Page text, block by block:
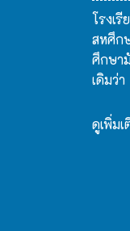
โรงเ
สหศึก
ศึกษา
เดิมว่
ดูเพิ่มเ